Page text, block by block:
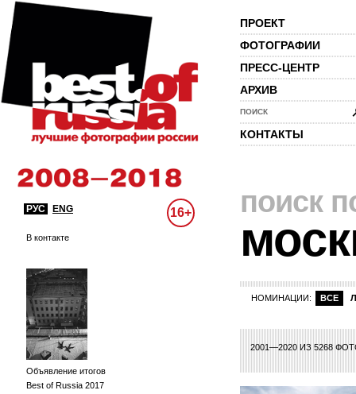
ПРОЕКТ
ФОТОГРАФИИ
ПРЕСС-ЦЕНТР
АРХИВ
ПОИСК
КОНТАКТЫ
РУС ENG 16+
В контакте
Объявление итогов
Best of Russia 2017
поиск
НОМИНАЦИИ: ВСЕ
2001—2020 ИЗ 5268
76 77 78 87 88 89 90 91 92